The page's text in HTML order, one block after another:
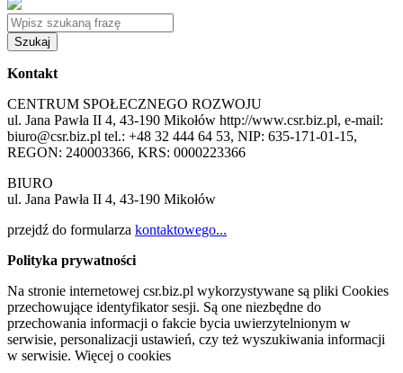
Szukaj
Kontakt
CENTRUM SPOŁECZNEGO ROZWOJU
ul. Jana Pawła II 4, 43-190 Mikołów http://www.csr.biz.pl, e-mail:
biuro@csr.biz.pl tel.: +48 32 444 64 53, NIP: 635-171-01-15,
REGON: 240003366, KRS: 0000223366
BIURO
ul. Jana Pawła II 4, 43-190 Mikołów
przejdź do formularza kontaktowego...
Polityka prywatności
Na stronie internetowej csr.biz.pl wykorzystywane są pliki Cookies
przechowujące identyfikator sesji. Są one niezbędne do
przechowania informacji o fakcie bycia uwierzytelnionym w
serwisie, personalizacji ustawień, czy też wyszukiwania informacji
w serwisie. Więcej o cookies